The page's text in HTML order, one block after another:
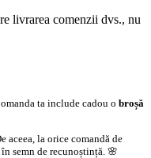
livrarea comenzii dvs., nu
ta include cadou o broșă
aceea, la orice comandă de
în semn de recunoștință. 🌸